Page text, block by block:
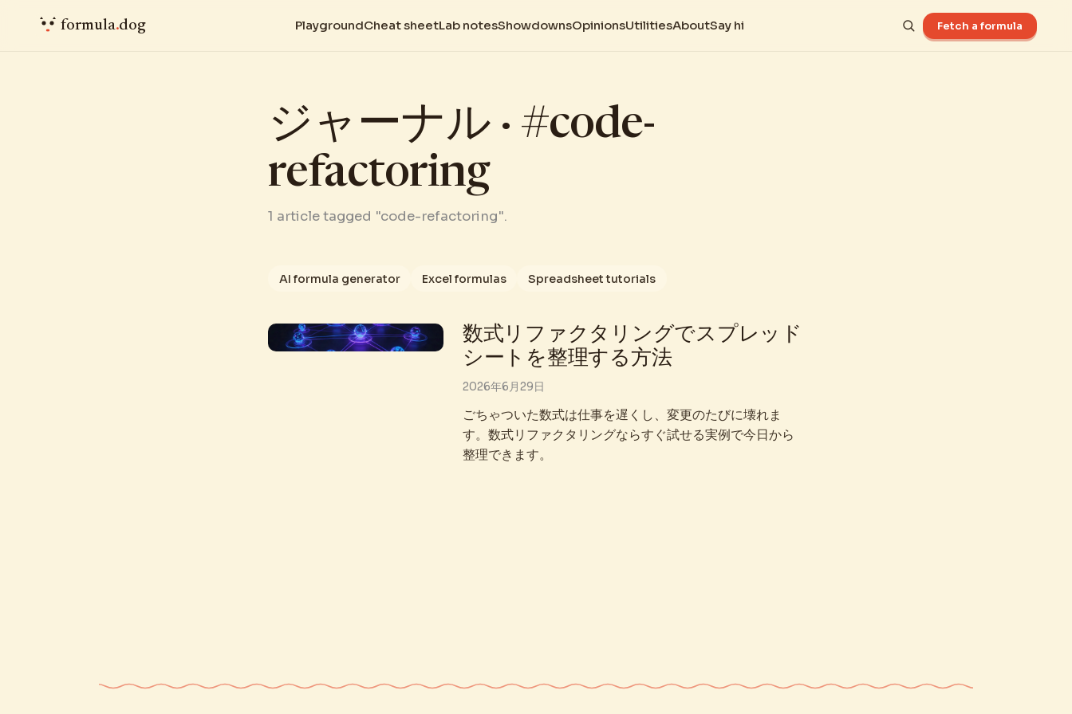
ジャーナル · #code-
refactoring
1 article tagged "code-refactoring".
AI formula generator Excel formulas Spreadsheet tutorials
数式リファクタリングでスプレッド
シートを整理する方法
2026年6月29日
ごちゃついた数式は仕事を遅くし、変更のたびに壊れま
す。数式リファクタリングならすぐ試せる実例で今日から
整理できます。
formula.dog PlaygroundCheat sheetLab notesShowdownsOpinionsUtilitiesAboutSay hi Fetch a formula